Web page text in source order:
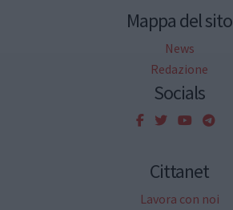
Mappa del sito
News
Redazione
Socials
Cittanet
Lavora con noi